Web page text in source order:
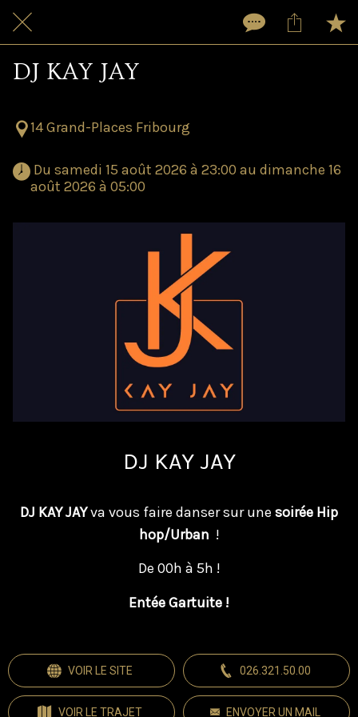
DJ KAY JAY
14 Grand-Places Fribourg
août 2026 à 05:00
DJ KAY JAY
DJ KAY JAYva vous faire danser sur une soirée Hip
hop/Urban !
De 00h à 5h !
Entée Gartuite !
VOIR LE SITE 026.321.50.00
VOIR LE TRAJET ENVOYER UN MAIL